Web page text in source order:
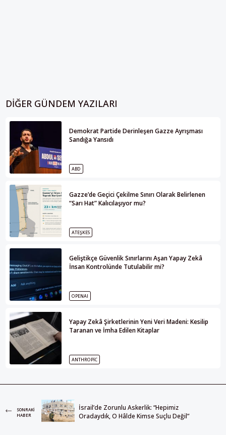
DIĞER GÜNDEM YAZILARI
Demokrat Partide Derinleşen Gazze Ayrışması
Sandığa Yansıdı
ABD
Gazze’de Geçici Çekilme Sınırı Olarak Belirlenen
“Sarı Hat” Kalıcılaşıyor mu?
ATEŞKES
Geliştikçe Güvenlik Sınırlarını Aşan Yapay Zekâ
İnsan Kontrolünde Tutulabilir mi?
OPENAI
Yapay Zekâ Şirketlerinin Yeni Veri Madeni: Kesilip
Taranan ve İmha Edilen Kitaplar
ANTHROPIC
SONRAKI
HABER
İsrail’de Zorunlu Askerlik: “Hepimiz
Oradaydık, O Hâlde Kimse Suçlu Değil”